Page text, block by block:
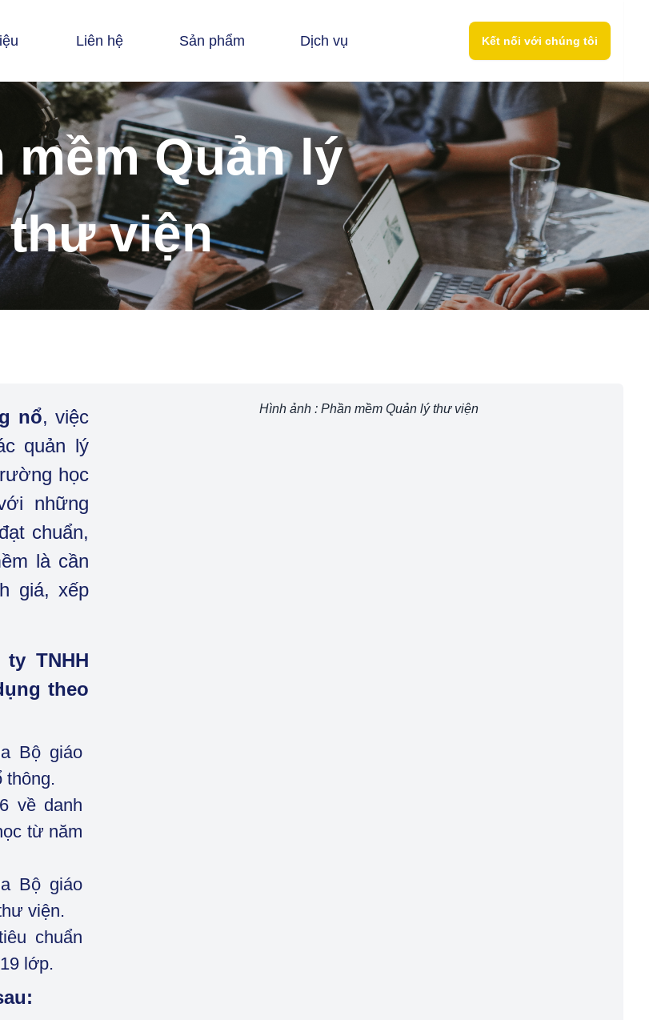
Liên hệ Sản phẩm Dịch vụ Kết nối với chúng tôi
mềm Quản lý
thư viện
nổ, việc
quản lý
học
những
chuẩn,
là cần
giá, xếp
TNHH
theo
Bộ giáo
thông.
về danh
từ năm
Bộ giáo
viện.
chuẩn
lớp.
Hình ảnh : Phần mềm Quản lý thư viện